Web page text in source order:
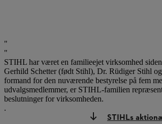
STIHL har været en familieejet virksomhed
Gerhild Schetter (født Stihl), Dr. Rüdiger Stihl
formand for den nuværende bestyrelse på fem
udvalgsmedlemmer, er STIHL-familien
beslutninger for virksomheden.
.
STIHLs